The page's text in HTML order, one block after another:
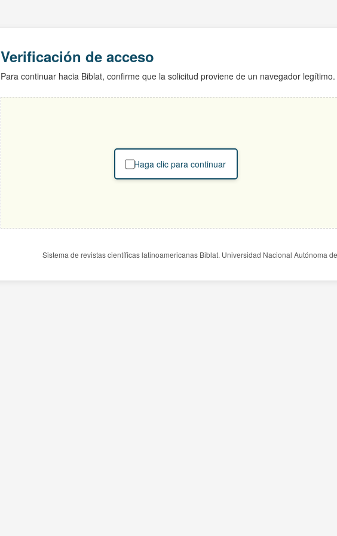
Verificación de acceso
Para continuar hacia Biblat, confirme que la solicitud proviene de un navegador legítimo.
Haga clic para continuar
Sistema de revistas científicas latinoamericanas Biblat. Universidad Nacional Autónoma